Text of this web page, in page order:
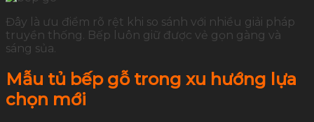
Đây là ưu điểm rõ rệt khi so sánh với nhiều giải pháp
truyền thống. Bếp luôn giữ được vẻ gọn gàng và
sáng sủa.
Mẫu tủ bếp gỗ trong xu hướng lựa
chọn mới